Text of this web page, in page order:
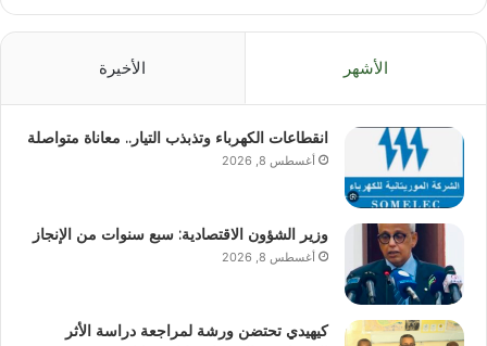
الأشهر الأخيرة
انقطاعات الكهرباء وتذبذب التيار.. معاناة متواصلة
أغسطس 8, 2026
وزير الشؤون الاقتصادية: سبع سنوات من الإنجاز
أغسطس 8, 2026
كيهيدي تحتضن ورشة لمراجعة دراسة الأثر